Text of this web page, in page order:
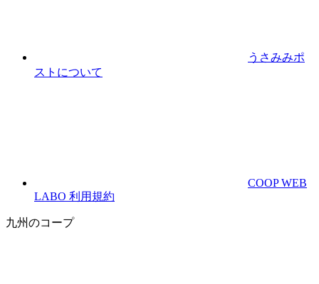
うさみみポ
ストについて
COOP WEB
LABO 利用規約
九州のコープ